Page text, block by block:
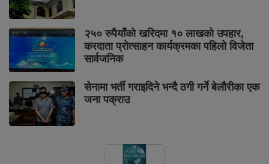
२५० रुपैयाँको खरिदमा १० लाखको उपहार,
करदाता प्रोत्साहन कार्यक्रमका पहिलो विजेता
सार्वजनिक
सेनामा भर्ती गराइदिने भन्दै ठगी गर्ने बेलौरीका एक
जना पक्राउ